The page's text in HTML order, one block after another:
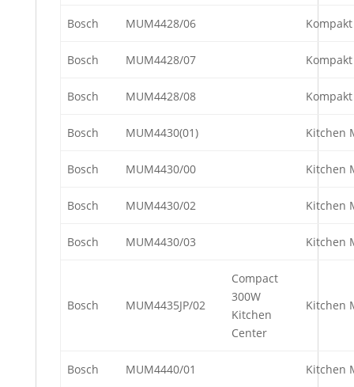
Bosch MUM4428/06
Bosch MUM4428/07
Bosch MUM4428/08
Bosch MUM4430(01) Kitchen
Bosch MUM4430/00 Kitchen
Bosch MUM4430/02 Kitchen
Bosch MUM4430/03 Kitchen
Bosch MUM4435JP/02
Compact
300W
Kitchen
Center
Kitchen
Bosch MUM4440/01 Kitchen